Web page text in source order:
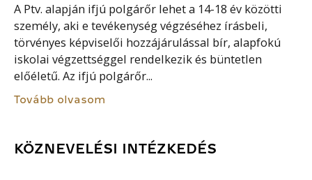
A Ptv. alapján ifjú polgárőr lehet a 14-18 év közötti
személy, aki e tevékenység végzéséhez írásbeli,
törvényes képviselői hozzájárulással bír, alapfokú
iskolai végzettséggel rendelkezik és büntetlen
előéletű. Az ifjú polgárőr...
Tovább olvasom
KÖZNEVELÉSI INTÉZKEDÉS